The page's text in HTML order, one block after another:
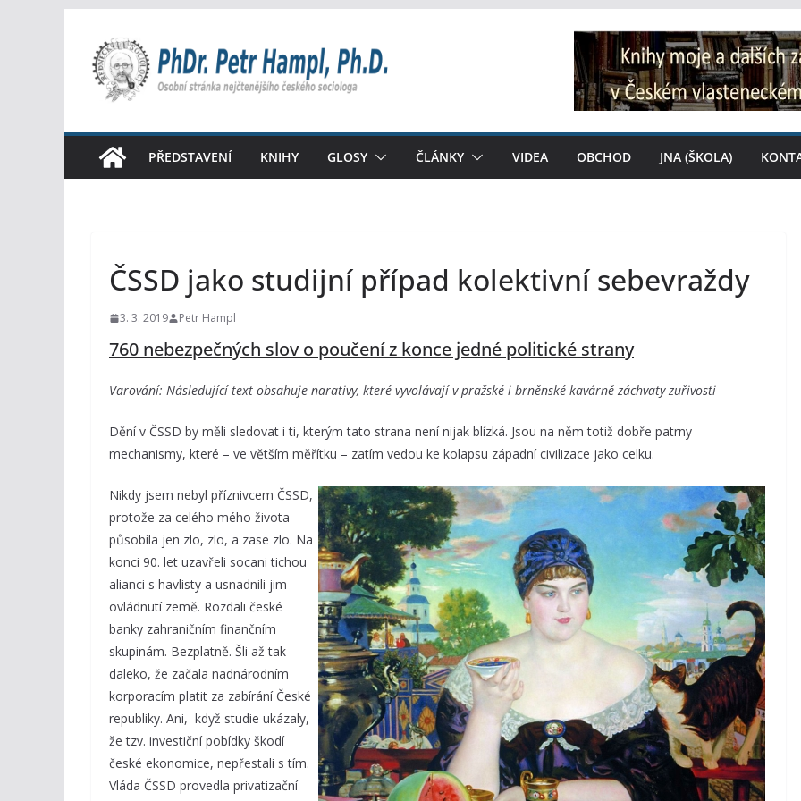
obsah
PŘEDSTAVENÍ KNIHY GLOSY ČLÁNKY VIDEA OBCHOD JNA (ŠKOLA)
ČSSD jako studijní případ kolektivní sebevraždy
3. 3. 2019 Petr Hampl
760 nebezpečných slov o poučení z konce jedné politické strany
Varování: Následující text obsahuje narativy, které vyvolávají v pražské i brněnské kavárně záchvaty zuřivosti
Dění v ČSSD by měli sledovat i ti, kterým tato strana není nijak blízká. Jsou na něm totiž dobře patrny
mechanismy, které – ve větším měřítku – zatím vedou ke kolapsu západní civilizace jako celku.
Nikdy jsem nebyl příznivcem ČSSD,
protože za celého mého života
působila jen zlo, zlo, a zase zlo. Na
konci 90. let uzavřeli socani tichou
alianci s havlisty a usnadnili jim
ovládnutí země. Rozdali české
banky zahraničním finančním
skupinám. Bezplatně. Šli až tak
daleko, že začala nadnárodním
korporacím platit za zabírání České
republiky. Ani, když studie ukázaly,
že tzv. investiční pobídky škodí
české ekonomice, nepřestali s tím.
Vláda ČSSD provedla privatizační